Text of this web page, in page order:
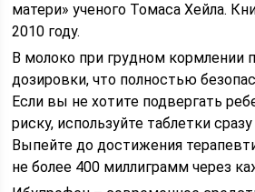
матери» ученого Томаса Хейла.
2010 году.
В молоко при грудном кормлении
дозировки, что полностью
Если вы не хотите подвергать
риску, используйте таблетки
Выпейте до достижения
не более 400 миллиграмм через